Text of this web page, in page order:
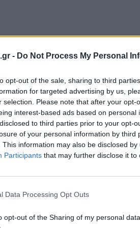
- Do Not Process My Personal
opt-out of the sale, sharing to third
for targeted advertising by us,
selection. Please note that after your
interest-based ads based on
to third parties prior to your opt-
of your personal information by third
This information may also be disclosed
Participants that may further disclose it to
Data Processing Opt Outs
opt-out of the Sharing of my personal data.
επιπτώσεις τους
τους συχνά αναπτύσσονται